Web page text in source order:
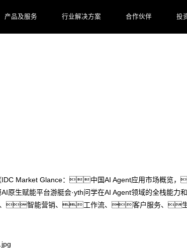
产品及服务 行业解决方案 合作伙伴 投
Market Glance：中国AI Agent应用市场概览
原生赋能平台游艇会·yth问学在AI Agent领域的全栈能
、智能营销、工作流、客户服务、